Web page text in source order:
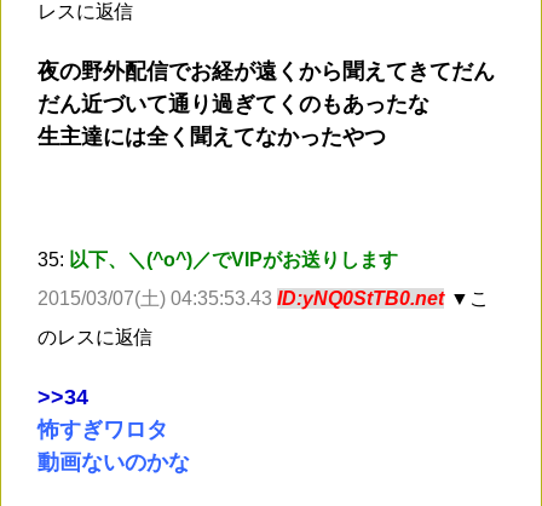
レスに返信
夜の野外配信でお経が遠くから聞えてきてだん
だん近づいて通り過ぎてくのもあったな
生主達には全く聞えてなかったやつ
35: 以下、＼(^o^)／でVIPがお送りします
2015/03/07(土) 04:35:53.43 ID:yNQ0StTB0.net ▼こ
のレスに返信
>>34
怖すぎワロタ
動画ないのかな